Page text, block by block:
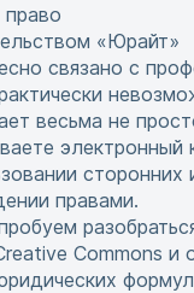
право
«Юрайт»
связано с
весьма не
правами.
Commons и